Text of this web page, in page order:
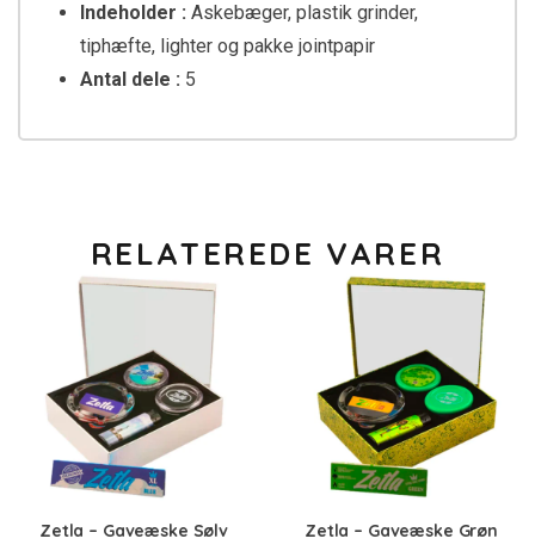
Indeholder : Askebæger, plastik grinder,
tiphæfte, lighter og pakke jointpapir
Antal dele : 5
RELATEREDE VARER
Zetla – Gaveæske Sølv Zetla – Gaveæske Grøn